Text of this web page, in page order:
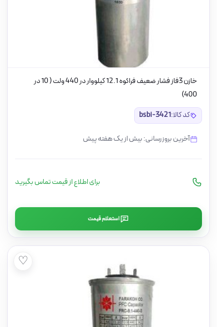
خازن 3فاز فشار ضعیف فراکوه 12.1 کیلووار در 440 ولت ( 10 در
400)
کد کالا:bsbi-3421
آخرین بروزرسانی: بیش از یک هفته پیش
برای اطلاع از قیمت تماس بگیرید
استعلام قیمت
♡